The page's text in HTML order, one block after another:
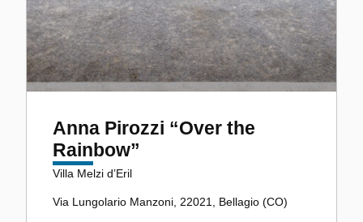
Anna Pirozzi “Over the
Rainbow”
Villa Melzi d’Eril
Via Lungolario Manzoni, 22021, Bellagio (CO)